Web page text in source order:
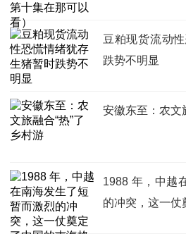
豆粕现货流动
跌势不明显
安徽东至：农文
1988 年，中越
的冲突，这一仗